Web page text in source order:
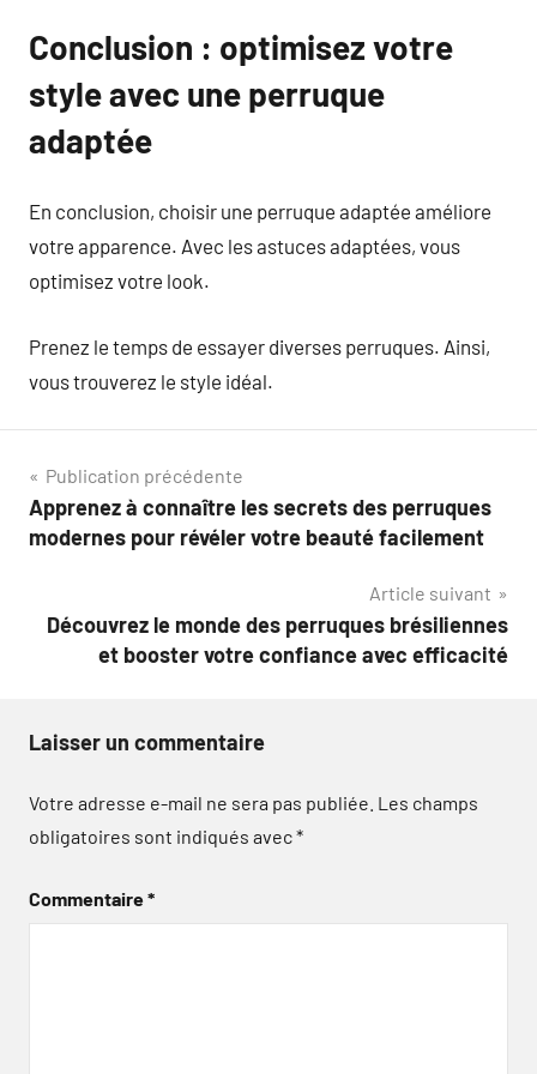
Conclusion : optimisez votre
style avec une perruque
adaptée
En conclusion, choisir une perruque adaptée améliore
votre apparence. Avec les astuces adaptées, vous
optimisez votre look.
Prenez le temps de essayer diverses perruques. Ainsi,
vous trouverez le style idéal.
Navigation
de
Publication précédente
Apprenez à connaître les secrets des perruques
modernes pour révéler votre beauté facilement
Article suivant
Découvrez le monde des perruques brésiliennes
et booster votre confiance avec efficacité
Laisser un commentaire
Votre adresse e-mail ne sera pas publiée. Les champs
obligatoires sont indiqués avec*
Commentaire*